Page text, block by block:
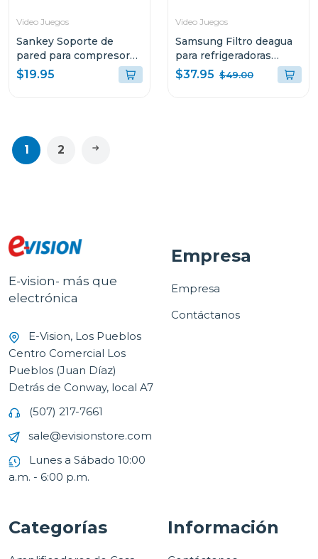
Video Juegos
Sankey Soporte de
pared para compresores
de aire acondiconado
v5000
$19.95
Video Juegos
Samsung Filtro deagua
para refrigeradoras
hafqin
$37.95 $49.00
1 2
E-vision- más que
electrónica
E-Vision, Los Pueblos
Centro Comercial Los
Pueblos (Juan Díaz)
Detrás de Conway, local A7
(507) 217-7661
sale@evisionstore.com
Lunes a Sábado 10:00
a.m. - 6:00 p.m.
Empresa
Empresa
Contáctanos
Categorías Información